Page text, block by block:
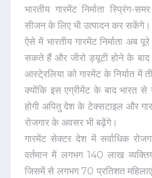
भारतीय गारमेंट निर्माता स्प्रिंग-
सीजन के लिए भी उत्पादन कर सकेंगे।
ऐसे में भारतीय गारमेंट निर्माता अब
सकते हैं और जीरो ड्यूटी होने के बाद
आस्टे्रलिया को गारमेंट के निर्यात में
क्योंकि इस एग्रीमेंट के बाद भारत से
होगी अपितु देश के टेक्सटाइल और
रोजगार के अवसर भी बढ़ेंगे।
गारमेंट सेक्टर देश में सर्वाधिक
वर्तमान में लगभग 140 लाख
जिसमें से लगभग 70 प्रतिशत